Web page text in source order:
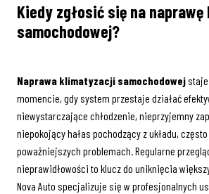
Kiedy zgłosić się na
samochodowej?
Naprawa klimatyzacji samochodowej
momencie, gdy system przestaje działać
niewystarczające chłodzenie, nieprzyjemny
niepokojący hałas pochodzący z układu,
poważniejszych problemach. Regularne
nieprawidłowości to klucz do uniknięcia
Nova Auto specjalizuje się w profesjonalnych